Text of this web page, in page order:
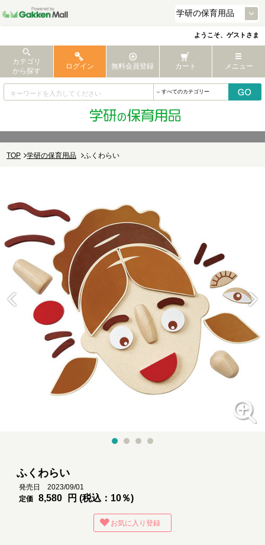
ようこそ、ゲストさま
カテゴリ
から探す
ログイン 無料会員登録 カート メニュー
TOP 学研の保育用品 ふくわらい
ふくわらい
発売日 2023/09/01
定価
8,580 円 (税込：10％)
お気に入り登録